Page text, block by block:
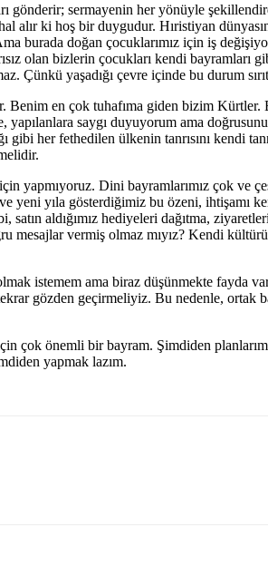
gönderir; sermayenin her yönüyle
alır ki hoş bir duygudur. Hıristiyan
burada doğan çocuklarımız için iş
olan bizlerin çocukları kendi
yaşadığı çevre içinde bu durum
Benim en çok tuhafıma giden bizim
saygı duyuyorum ama
her fethedilen ülkenin tanrısını kendi
yapmıyoruz. Dini bayramlarımız çok
yeni yıla gösterdiğimiz bu özeni, ihtişamı
satın aldığımız hediyeleri dağıtma,
mesajlar vermiş olmaz mıyız? Kendi
istemem ama biraz düşünmekte fayda
gözden geçirmeliyiz. Bu nedenle,
önemli bir bayram. Şimdiden
yapmak lazım.